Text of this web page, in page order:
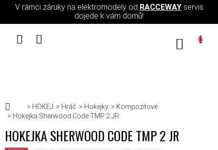
Přejít na obsah
V rámci záruky na elektromodely od RACCEWAYservis
dojede k vám domů!
Domů
HOKEJ Hráč Hokejky
Kompozitové
Hokejka Sherwood Code TMP 2 JR
HOKEJKA SHERWOOD CODE TMP 2 JR